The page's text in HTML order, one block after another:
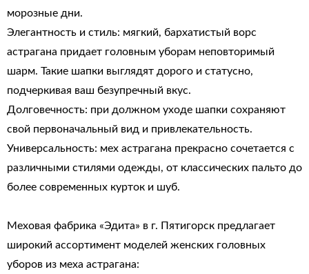
морозные дни.
Элегантность и стиль: мягкий, бархатистый ворс
астрагана придает головным уборам неповторимый
шарм. Такие шапки выглядят дорого и статусно,
подчеркивая ваш безупречный вкус.
Долговечность: при должном уходе шапки сохраняют
свой первоначальный вид и привлекательность.
Универсальность: мех астрагана прекрасно сочетается с
различными стилями одежды, от классических пальто до
более современных курток и шуб.
Меховая фабрика «Эдита» в г. Пятигорск предлагает
широкий ассортимент моделей женских головных
уборов из меха астрагана: